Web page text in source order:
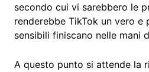
secondo cui vi sarebbero le
renderebbe TikTok un vero
sensibili finiscano nelle mani
A questo punto si attende la